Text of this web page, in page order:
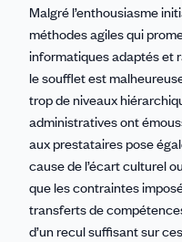
Malgré l’enthousiasme
méthodes agiles qui
informatiques adaptés et
le soufflet est
trop de niveaux
administratives ont
aux prestataires pose
cause de l’écart culturel
que les contraintes
transferts de
d’un recul suffisant sur